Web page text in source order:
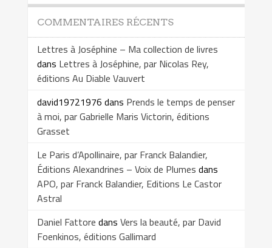
COMMENTAIRES RÉCENTS
Lettres à Joséphine – Ma collection de livres
dans Lettres à Joséphine, par Nicolas Rey,
éditions Au Diable Vauvert
david19721976 dans Prends le temps de penser
à moi, par Gabrielle Maris Victorin, éditions
Grasset
Le Paris d’Apollinaire, par Franck Balandier,
Éditions Alexandrines – Voix de Plumes dans
APO, par Franck Balandier, Editions Le Castor
Astral
Daniel Fattore dans Vers la beauté, par David
Foenkinos, éditions Gallimard